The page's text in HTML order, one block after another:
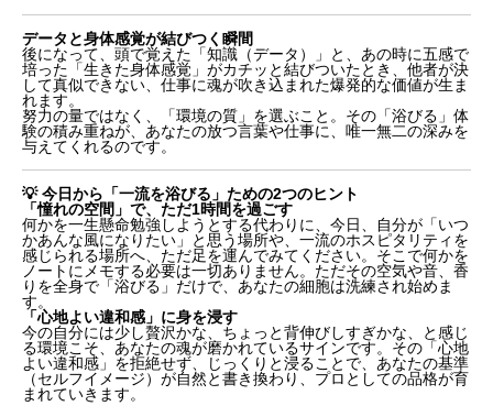
データと身体感覚が結びつく瞬間
後になって、頭で覚えた「知識（データ）」と、あの時に五感で
培った「生きた身体感覚」がカチッと結びついたとき、他者が決
して真似できない、仕事に魂が吹き込まれた爆発的な価値が生ま
れます。
努力の量ではなく、「環境の質」を選ぶこと。その「浴びる」体
験の積み重ねが、あなたの放つ言葉や仕事に、唯一無二の深みを
与えてくれるのです。
💡 今日から「一流を浴びる」ための2つのヒント
「憧れの空間」で、ただ1時間を過ごす
何かを一生懸命勉強しようとする代わりに、今日、自分が「いつ
かあんな風になりたい」と思う場所や、一流のホスピタリティを
感じられる場所へ、ただ足を運んでみてください。そこで何かを
ノートにメモする必要は一切ありません。ただその空気や音、香
りを全身で「浴びる」だけで、あなたの細胞は洗練され始めま
す。
「心地よい違和感」に身を浸す
今の自分には少し贅沢かな、ちょっと背伸びしすぎかな、と感じ
る環境こそ、あなたの魂が磨かれているサインです。その「心地
よい違和感」を拒絶せず、じっくりと浸ることで、あなたの基準
（セルフイメージ）が自然と書き換わり、プロとしての品格が育
まれていきます。
📢 7/12(日)『福岡おもしろお仕事体験』in 赤煉瓦文
化館へ無料招待！
「お勉強」では、本物の価値は作れない